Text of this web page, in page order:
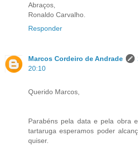
Abraços,
Ronaldo Carvalho.
Responder
Marcos Cordeiro de Andrade
20:10
Querido Marcos,
Parabéns pela data e pela obra
tartaruga esperamos poder
quiser.